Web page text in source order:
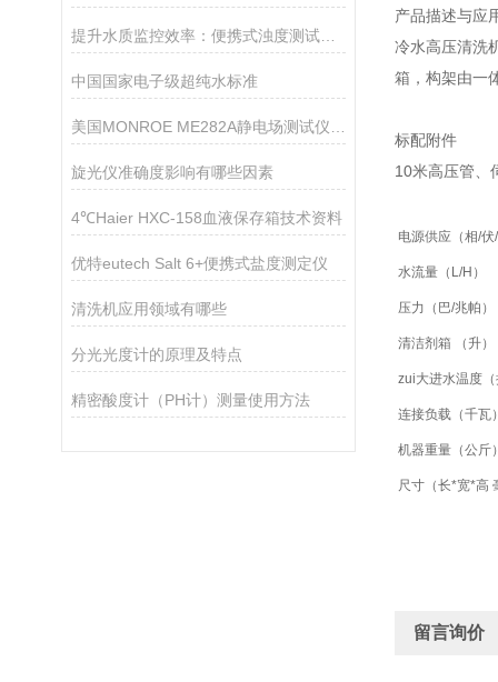
中国国家电子级超纯水标准
旋光仪准确度影响有哪些因素
4℃Haier HXC-158血液保存箱技术资料
优特eutech Salt 6+便携式盐度测定仪
清洗机应用领域有哪些
分光光度计的原理及特点
精密酸度计（PH计）测量使用方法
产品描述与应
冷水高压清洗
箱，构架由一
标配附件
10米高压管、
电源供应（相/伏
水流量（L/H）
压力（巴/兆帕）
清洁剂箱 （升）
zui大进水温度
连接负载（千瓦
机器重量（公斤
尺寸（长*宽*高
留言询价